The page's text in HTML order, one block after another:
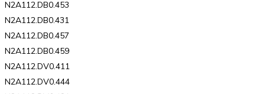
N2A112.DB0.453
N2A112.DB0.431
N2A112.DB0.457
N2A112.DB0.459
N2A112.DV0.411
N2A112.DV0.444